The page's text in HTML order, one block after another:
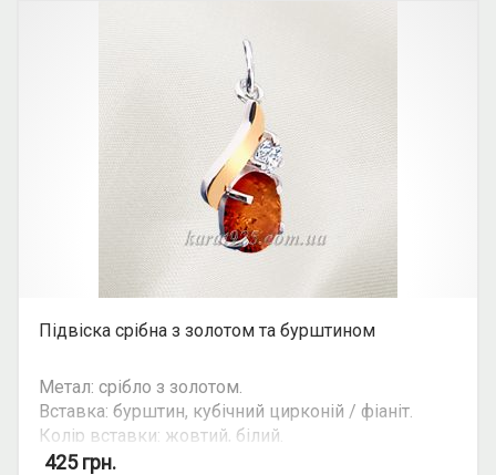
Підвіска срібна з золотом та бурштином
Метал: срібло з золотом.
Вставка: бурштин, кубічний цирконій / фіаніт.
Колір вставки: жовтий, білий.
Вид: овальний камінь.
425грн.